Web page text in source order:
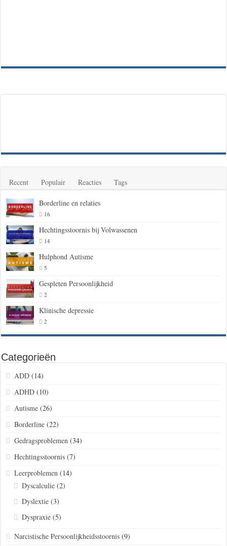
Recent Populair Reacties Tags
Borderline en relaties
16
Hechtingsstoornis bij Volwassenen
14
Hulphond Autisme
5
Gespleten Persoonlijkheid
2
Klinische depressie
2
Categorieën
ADD(14)
ADHD(10)
Autisme(26)
Borderline(22)
Gedragsproblemen (34)
Hechtingsstoornis(7)
Leerproblemen (14)
Dyscalculie(2)
Dyslextie(3)
Dyspraxie(5)
Narcistische Persoonlijkheidsstoornis(9)